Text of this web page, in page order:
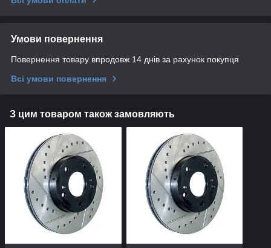
Умови повернення
Повернення товару впродовж 14 днів за рахунок покупця
Всі умови повернення
З цим товаром також замовляють